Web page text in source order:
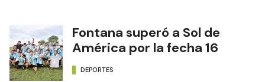
Fontana superó a Sol de
América por la fecha 16
DEPORTES